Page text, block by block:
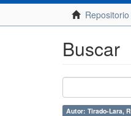
Buscar
Autor: Tirado-Lara,